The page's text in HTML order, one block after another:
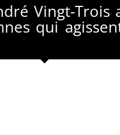
Vingt-Trois
qui